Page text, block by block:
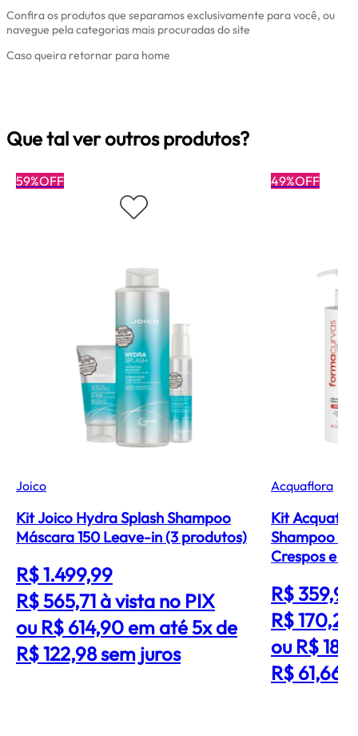
Confira os produtos que separamos exclusivamente para você, ou
navegue pela categorias mais procuradas do site
Caso queira retornar para home
Que tal ver outros produtos?
59%OFF
Joico
Kit Joico Hydra Splash Shampoo
Máscara 150 Leave-in (3 produtos)
R$ 1.499,99
R$ 565,71à vista no PIX
ou R$ 614,90 em até 5x de
R$ 122,98 sem juros
49%OFF
Acquaflora
Kit
Shampoo
Crespos e
R$ 359,99
R$
ou R$
R$ 61,66